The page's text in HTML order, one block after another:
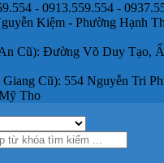
- 0913.559.554 -
Kiệm - Phường Hạnh
Cũ): Đường Võ Duy Tạo,
Cũ): 554 Nguyễn Tri
Tho